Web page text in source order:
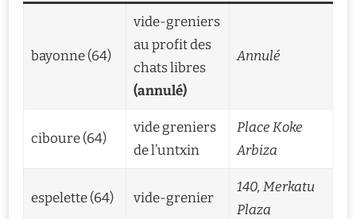
bayonne (64)
vide-greniers
au profit des
chats libres
(annulé)
Annulé
ciboure (64)
vide greniers
de l’untxin
Place Koke
Arbiza
espelette (64) vide-grenier
140, Merkatu
Plaza